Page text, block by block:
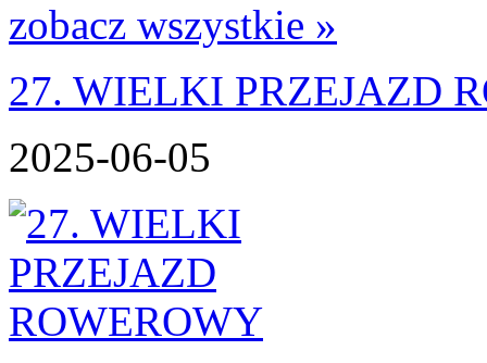
zobacz wszystkie »
27. WIELKI PRZEJAZD
2025-06-05